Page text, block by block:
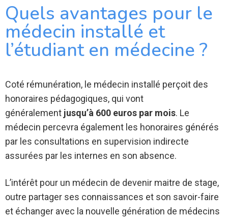
Quels avantages pour le
médecin installé et
l’étudiant en médecine ?
Coté rémunération, le médecin installé perçoit des
honoraires pédagogiques, qui vont
généralement jusqu’à 600 euros par mois. Le
médecin percevra également les honoraires générés
par les consultations en supervision indirecte
assurées par les internes en son absence.
L’intérêt pour un médecin de devenir maitre de stage,
outre partager ses connaissances et son savoir-faire
et échanger avec la nouvelle génération de médecins